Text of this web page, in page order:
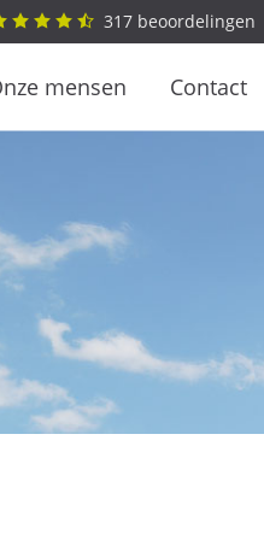
317beoordelingen
mensen Contact